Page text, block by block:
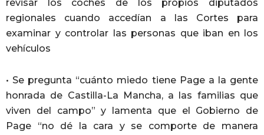
revisar los coches de los propios diputados
regionales cuando accedían a las Cortes para
examinar y controlar las personas que iban en los
vehículos
• Se pregunta “cuánto miedo tiene Page a la gente
honrada de Castilla-La Mancha, a las familias que
viven del campo” y lamenta que el Gobierno de
Page “no dé la cara y se comporte de manera